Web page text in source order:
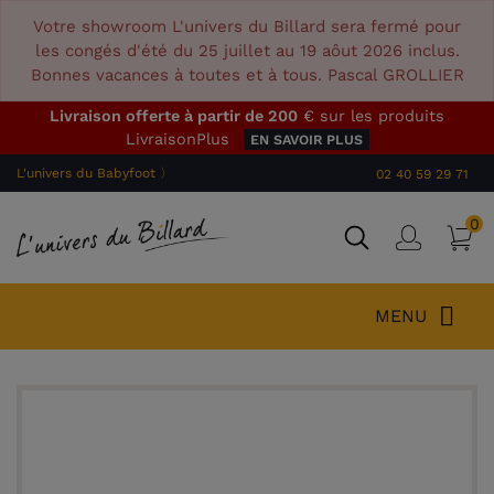
Votre showroom L'univers du Billard sera fermé pour
les congés d'été du 25 juillet au 19 aôut 2026 inclus.
Bonnes vacances à toutes et à tous. Pascal GROLLIER
Livraison offerte à partir de 200 € sur les produits
LivraisonPlus
EN SAVOIR PLUS
L'univers du Babyfoot 〉 02 40 59 29 71
0
MENU